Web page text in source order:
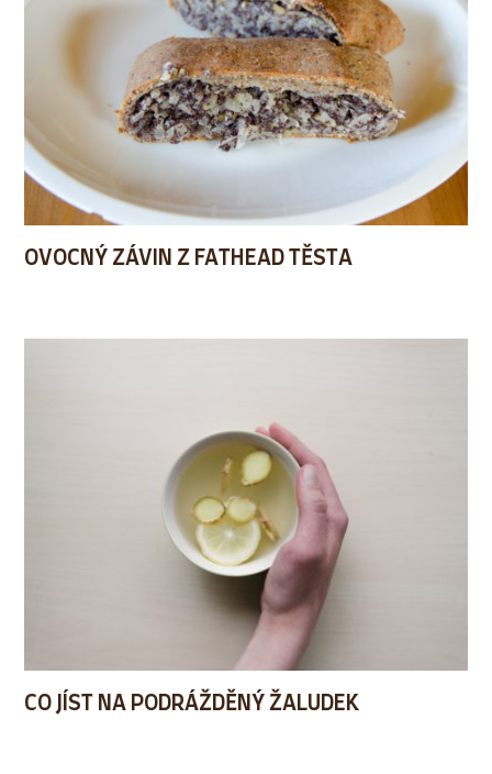
OVOCNÝ ZÁVIN Z FATHEAD TĚSTA
CO JÍST NA PODRÁŽDĚNÝ ŽALUDEK